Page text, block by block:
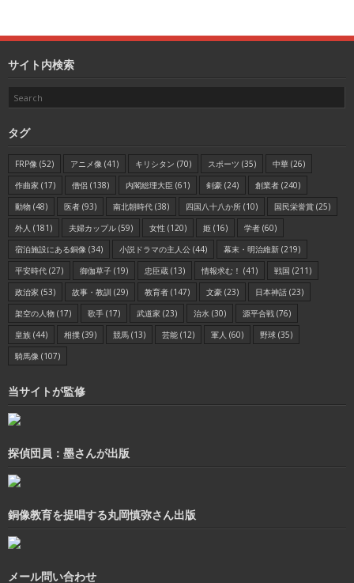
サイト内検索
タグ
FRP像 (52) アニメ像 (41) キリシタン (70) スポーツ (35) 中華 (26)
作曲家 (17) 僧侶 (138) 内閣総理大臣 (61) 剣豪 (24) 創業者 (240)
動物 (48) 医者 (93) 南北朝時代 (38) 四国八十八か所 (10) 国民栄誉賞 (25)
外人 (181) 夫婦カップル (59) 女性 (120) 姫 (16) 学者 (60)
宿泊施設にある銅像 (34) 小説ドラマの主人公 (44) 幕末・明治維新 (219)
平安時代 (27) 御伽草子 (19) 忠臣蔵 (13) 情報求む！ (41) 戦国 (211)
政治家 (53) 故事・教訓 (29) 教育者 (147) 文豪 (23) 日本神話 (23)
架空の人物 (17) 歌手 (17) 武道家 (23) 治水 (30) 源平合戦 (76)
皇族 (44) 相撲 (39) 競馬 (13) 芸能 (12) 軍人 (60) 野球 (35)
騎馬像 (107)
当サイトが監修
探偵団員：墨さんが出版
銅像教育を提唱する丸岡慎弥さん出版
メール問い合わせ